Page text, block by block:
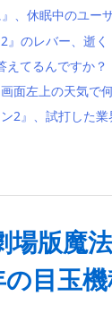
、休眠中のユ
』のレバー、逝
てるんですか
面左上の天気で
2』、試打した
場版
目玉